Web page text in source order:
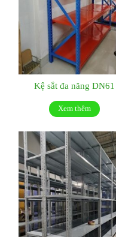
Kệ sắt đa năng DN61
Xem thêm